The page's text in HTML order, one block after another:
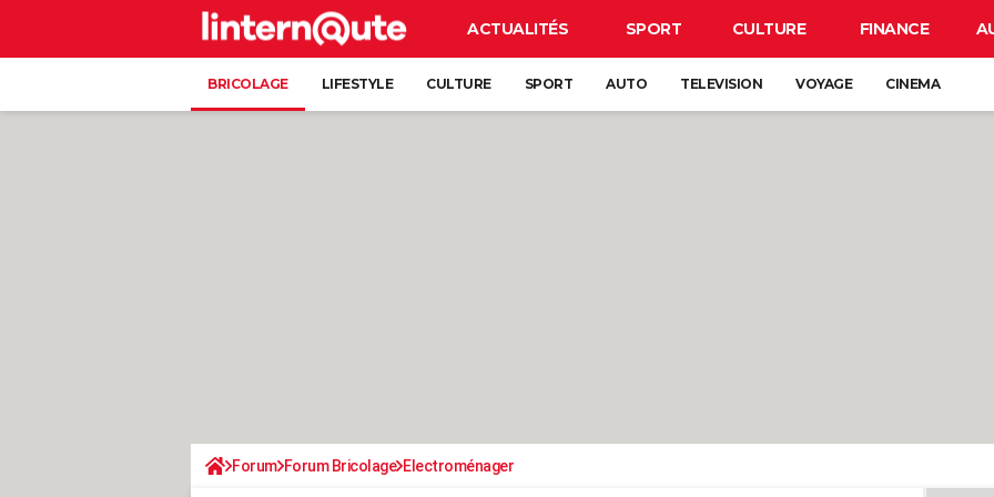
ACTUALITÉS SPORT CULTURE FINANCE
BRICOLAGE LIFESTYLE CULTURE SPORT AUTO TELEVISION VOYAGE CINEMA
Forum Forum Bricolage Electroménager